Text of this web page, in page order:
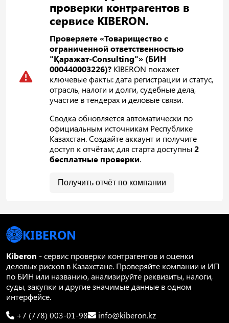
проверки контрагентов в
сервисе KIBERON.
Проверяете «Товарищество с
ограниченной ответственностью
"Қаражат-Consulting"» (БИН
000440003226)? KIBERON покажет
ключевые факты: дата регистрации и статус,
отрасль, налоги и долги, судебные дела,
участие в тендерах и деловые связи.
Сводка обновляется автоматически по
официальным источникам Республике
Казахстан. Создайте аккаунт и получите
доступ к отчётам; для старта доступны2
бесплатные проверки.
Получить отчёт по компании
KIBERON
Kiberon - сервис проверки контрагентов и оценки
деловых рисков в Казахстане. Проверяйте компании и ИП
по БИН или названию, анализируйте реквизиты, налоги,
суды, закупки и другие значимые данные в одном
интерфейсе.
+7 (778) 003-01-98
info@kiberon.kz